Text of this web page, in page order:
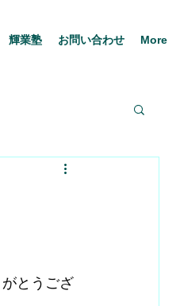
輝業塾 お問い合わせ More
とうござ